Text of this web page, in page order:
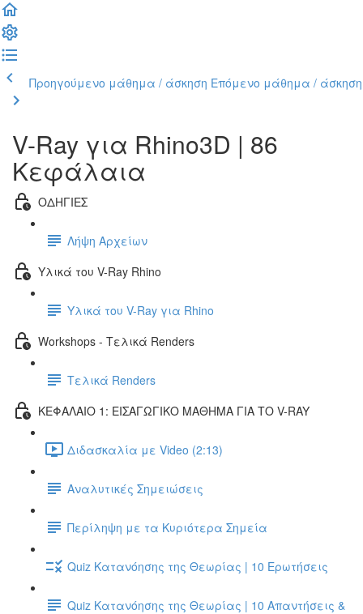
Προηγούμενο μάθημα / άσκηση Επόμενο μάθημα / άσκηση
V-Ray για Rhino3D | 86
Κεφάλαια
ΟΔΗΓΙΕΣ
Λήψη Αρχείων
Υλικά του V-Ray Rhino
Υλικά του V-Ray για Rhino
Workshops - Τελικά Renders
Τελικά Renders
ΚΕΦΑΛΑΙΟ 1: ΕΙΣΑΓΩΓΙΚΟ ΜΑΘΗΜΑ ΓΙΑ ΤΟ V-RAY
Διδασκαλία με Video (2:13)
Αναλυτικές Σημειώσεις
Περίληψη με τα Κυριότερα Σημεία
Quiz Κατανόησης της Θεωρίας | 10 Ερωτήσεις
Quiz Κατανόησης της Θεωρίας | 10 Απαντήσεις &